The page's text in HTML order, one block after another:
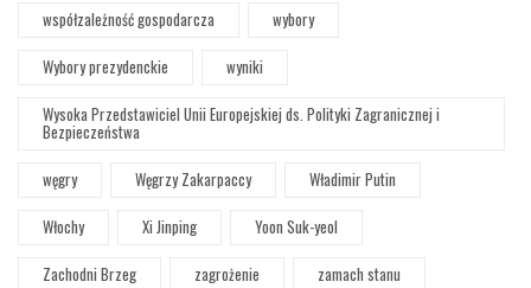
współzależność gospodarcza
wybory
Wybory prezydenckie
wyniki
Wysoka Przedstawiciel Unii Europejskiej ds. Polityki Zagranicznej i
Bezpieczeństwa
węgry
Węgrzy Zakarpaccy
Władimir Putin
Włochy
Xi Jinping
Yoon Suk-yeol
Zachodni Brzeg
zagrożenie
zamach stanu